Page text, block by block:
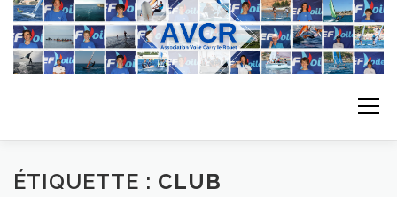
Aller
contenu
Menu
ACCUEIL L’ASSOCIATION
ÉTIQUETTE : CLUB